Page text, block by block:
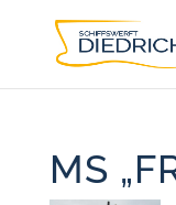
MS